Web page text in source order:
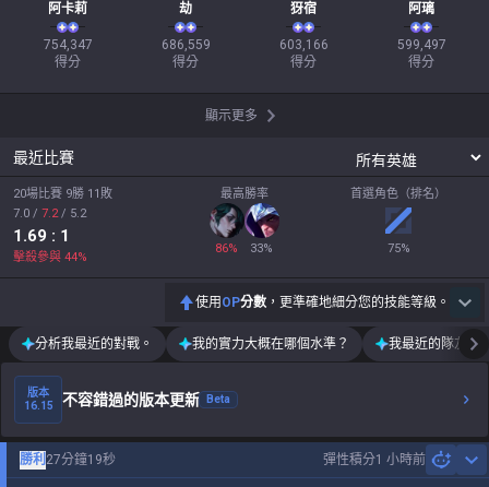
阿卡莉
754,347
得分
劫
686,559
得分
犽宿
603,166
得分
阿璃
599,497
得分
顯示更多
最近比賽
20場比賽 9勝 11敗
7.0 / 7.2/ 5.2
1.69 : 1
擊殺參與 44%
最高勝率
86% 33%
首選角色（排名）
75%
使用 OP分數 ，更準確地細分您的技能等級。
分析我最近的對戰。 我的實力大概在哪個水準？ 我最近的隊友運
版本
16.15
不容錯過的版本更新 Beta
彈性積分1 小時前
勝利 27分鐘19秒